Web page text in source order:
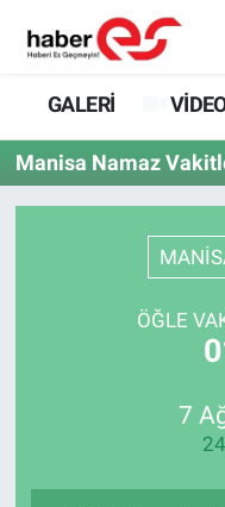
GALERİ
Manisa Namaz
ÖĞLE
7
GALERİ
VİDEO
YAZARLAR
GÜNDEM
SİYASET
Eskişehir
Eskişehir Hava
Eskişehir Trafik
Süper Lig Puan
Tüm Manşetler